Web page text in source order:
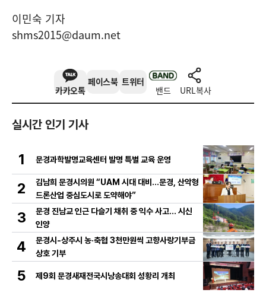
이민숙 기자
shms2015@daum.net
카카오톡
페이스북 트위터
밴드 URL복사
실시간 인기 기사
1 문경과학발명교육센터 발명 특별 교육 운영
2
김남희 문경시의원 “UAM 시대 대비…문경, 산악형
드론산업 중심도시로 도약해야”
3
문경 진남교 인근 다슬기 채취 중 익수 사고… 시신
인양
4
문경시-상주시 농·축협 3천만원씩 고향사랑기부금
상호 기부
5 제9회 문경새재전국시낭송대회 성황리 개최